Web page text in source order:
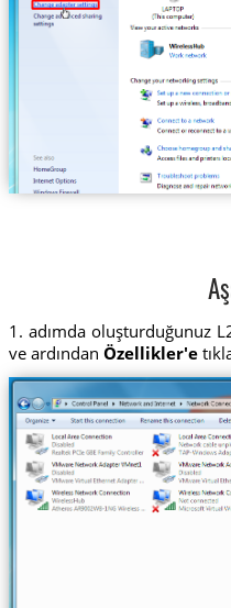
1. adımda oluşturduğunuz
ve ardından Özellikler'e